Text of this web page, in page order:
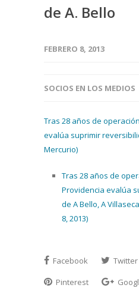
de A. Bello
FEBRERO 8, 2013
SOCIOS EN LOS MEDIOS
Tras 28 años de
evalúa suprimir
Mercurio)
Tras 28 años de
Providencia evalúa
de A Bello, A
8, 2013)
Facebook Twitter
Pinterest